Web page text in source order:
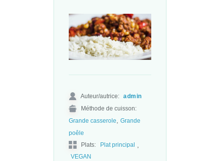
Auteur/autrice: admin
Méthode de cuisson:
Grande casserole
Grande
poêle
Plats: Plat principal
VEGAN